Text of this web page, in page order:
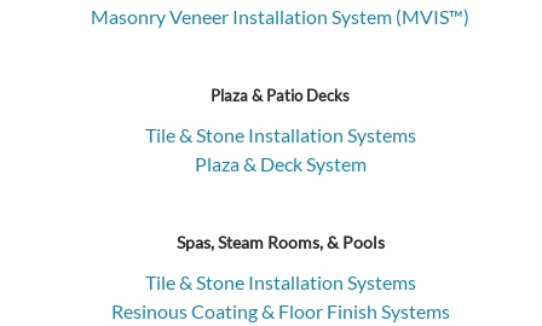
Masonry Veneer Installation System (MVIS™)
Plaza & Patio Decks
Tile & Stone Installation Systems
Plaza & Deck System
Spas, Steam Rooms, & Pools
Tile & Stone Installation Systems
Resinous Coating & Floor Finish Systems